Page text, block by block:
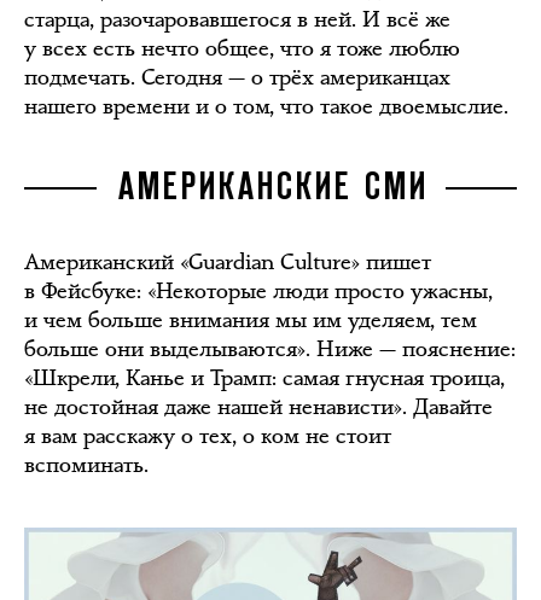
старца, разочаровавшегося в ней. И всё же
у всех есть нечто общее, что я тоже люблю
подмечать. Сегодня — о трёх американцах
нашего времени и о том, что такое двоемыслие.
АМЕРИКАНСКИЕ СМИ
Американский «Guardian Culture» пишет
в Фейсбуке: «Некоторые люди просто ужасны,
и чем больше внимания мы им уделяем, тем
больше они выделываются». Ниже — пояснение:
«Шкрели, Канье и Трамп: самая гнусная троица,
не достойная даже нашей ненависти». Давайте
я вам расскажу о тех, о ком не стоит
вспоминать.